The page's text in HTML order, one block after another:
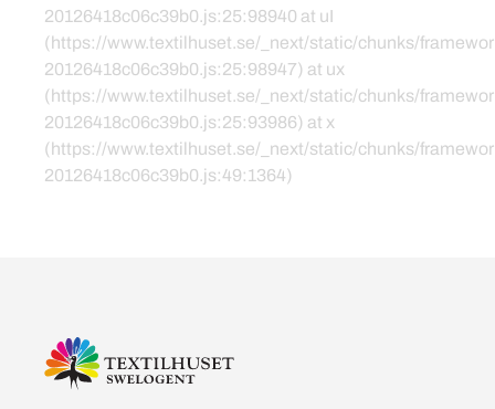
20126418c06c39b0.js:25:98940 at uI
(https://www.textilhuset.se/_next/static/chunks/
20126418c06c39b0.js:25:98947) at ux
(https://www.textilhuset.se/_next/static/chunks/
20126418c06c39b0.js:25:93986) at x
(https://www.textilhuset.se/_next/static/chunks/
20126418c06c39b0.js:49:1364)
Kontakta oss